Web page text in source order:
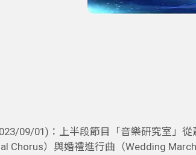
09/01)：上半段節目「音樂研究室」
Chorus）與婚禮進行曲（Wedding